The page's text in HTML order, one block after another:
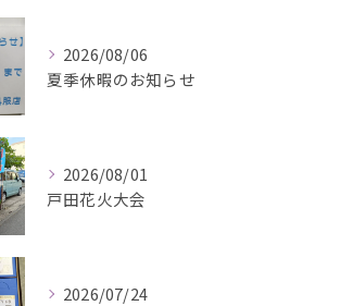
2026/08/06
夏季休暇のお知らせ
2026/08/01
戸田花火大会
2026/07/24